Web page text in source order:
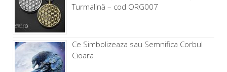
Turmalină – cod ORG007
Ce Simbolizeaza sau Semnifica Corbul
Cioara